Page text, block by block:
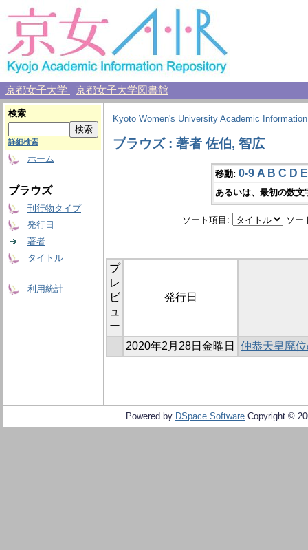
京都女子大学 京都女子大学図書館
検索
詳細検索
ホーム
ブラウズ
刊行物タイプ
発行日
著者
タイトル
利用統計
Kyoto Women's University Academic
ブラウズ : 著者 佐伯, 智広
移動: 0-9 A B C D E
あるいは、最初の数
ソート項目: ソー
プ
レ
ビ
ュ
ー
発行日
2020年2月28日金曜日 仲恭天皇廃
Powered by DSpace Software Copyright ©